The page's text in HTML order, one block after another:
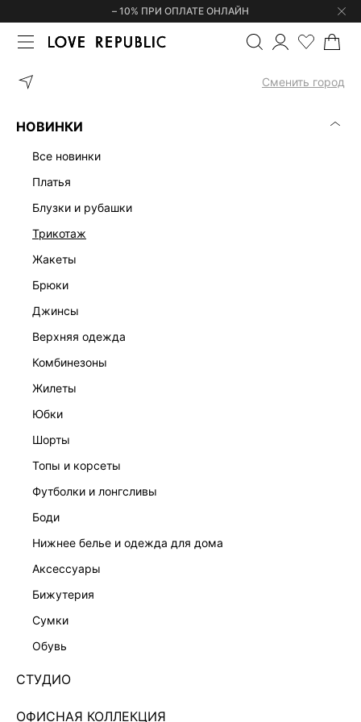
– 10% ПРИ ОПЛАТЕ ОНЛАЙН
Сменить город
НОВИНКИ
все новинки
платья
блузки и рубашки
трикотаж
жакеты
брюки
джинсы
верхняя одежда
комбинезоны
жилеты
юбки
шорты
топы и корсеты
футболки и лонгсливы
боди
нижнее белье и одежда для дома
аксессуары
бижутерия
сумки
обувь
СТУДИО
ОФИСНАЯ КОЛЛЕКЦИЯ
ГЛАВНАЯ ПЛАТЬЕ МИДИ ИЗ САТИНА
5 999 ₽-73%
ЦВЕТ:БЕЖЕВЫЙ